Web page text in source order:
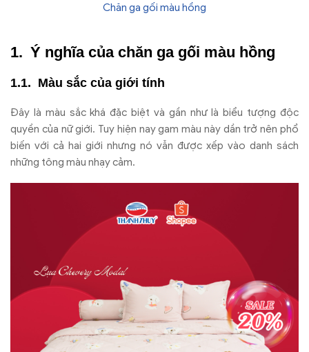
Chăn ga gối màu hồng
Ý nghĩa của chăn ga gối màu hồng
Màu sắc của giới tính
Đây là màu sắc khá đặc biệt và gần như là biểu tượng độc
quyền của nữ giới. Tuy hiện nay gam màu này dần trở nên phổ
biến với cả hai giới nhưng nó vẫn được xếp vào danh sách
những tông màu nhạy cảm.